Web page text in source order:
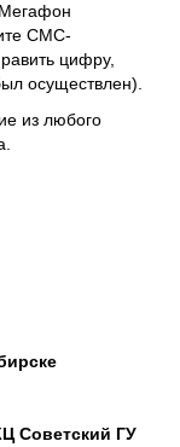
СМС-
цифру,
осуществлен).
из любого
Советский ГУ